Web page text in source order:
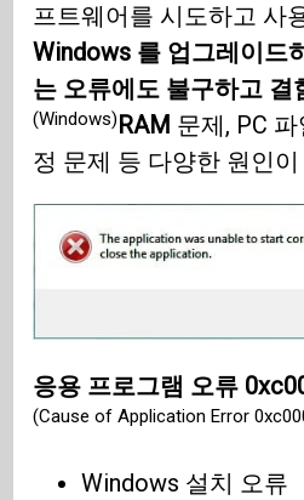
프트웨어를 시도하고 사
Windows 를 업그레이드
는 오류에도 불구하고 결
(Windows)RAM 문제, PC
정 문제 등 다양한 원인이
응용 프로그램 오류
(Cause of Application Error
Windows 설치 오류